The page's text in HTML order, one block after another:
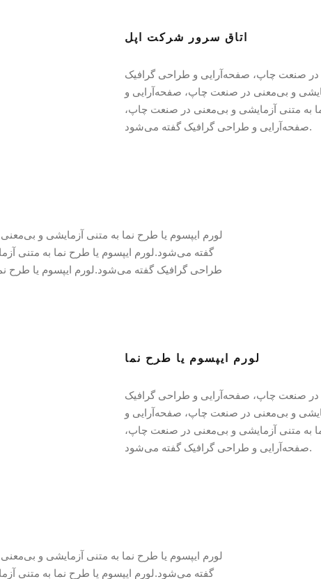
اتاق سرور شرکت اپل
در صنعت چاپ، صفحه‌آرایی و طراحی گرافیک
و بی‌معنی در صنعت چاپ، صفحه‌آرایی و
به متنی آزمایشی و بی‌معنی در صنعت چاپ،
صفحه‌آرایی و طراحی گرافیک گفته می‌شود.
لورم ایپسوم یا طرح‌ نما به متنی آزمایشی و
گفته می‌شود.لورم ایپسوم یا طرح‌ نما به متنی
طراحی گرافیک گفته می‌شود.لورم ایپسوم یا طرح‌
لورم ایپسوم یا طرح‌ نما
در صنعت چاپ، صفحه‌آرایی و طراحی گرافیک
و بی‌معنی در صنعت چاپ، صفحه‌آرایی و
به متنی آزمایشی و بی‌معنی در صنعت چاپ،
صفحه‌آرایی و طراحی گرافیک گفته می‌شود.
لورم ایپسوم یا طرح‌ نما به متنی آزمایشی و
گفته می‌شود.لورم ایپسوم یا طرح‌ نما به متنی
FIELD OF ACTIVITY ABOUT US